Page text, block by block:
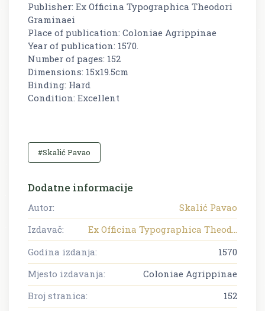
Publisher: Ex Officina Typographica Theodori
Graminaei
Place of publication: Coloniae Agrippinae
Year of publication: 1570.
Number of pages: 152
Dimensions: 15x19.5cm
Binding: Hard
Condition: Excellent
#Skalić Pavao
Dodatne informacije
Autor:
Skalić Pavao
Izdavač:
Ex Officina Typographica Theod...
Godina izdanja:
1570
Mjesto izdavanja:
Coloniae Agrippinae
Broj stranica:
152